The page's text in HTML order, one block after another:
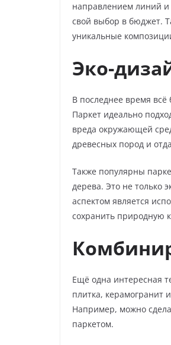
направлением линий и
свой выбор в бюджет.
уникальные
Эко-
В последнее время
Паркет идеально
вреда окружающей
древесных пород и
Также популярны
дерева. Это не только
аспектом является
сохранить природную
Ещё одна интересная
плитка, керамогранит
Например, можно
паркетом.